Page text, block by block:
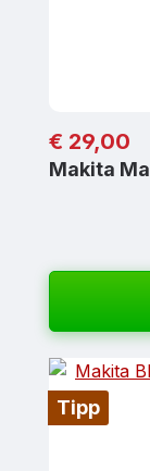
Regulärer
€ 29,00
Makita
Tipp